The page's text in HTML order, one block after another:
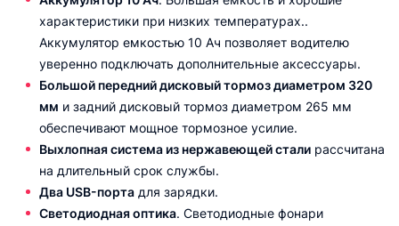
характеристики при низких температурах..
Аккумулятор емкостью 10 Ач позволяет водителю
уверенно подключать дополнительные аксессуары.
Большой передний дисковый тормоз диаметром 320
мм и задний дисковый тормоз диаметром 265 мм
обеспечивают мощное тормозное усилие.
Выхлопная система из нержавеющей стали рассчитана
на длительный срок службы.
Два USB-порта для зарядки.
Светодиодная оптика. Светодиодные фонари